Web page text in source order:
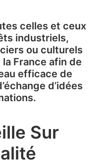
celles et ceux
industriels,
ou culturels
France afin de
efficace de
d’idées
Sur